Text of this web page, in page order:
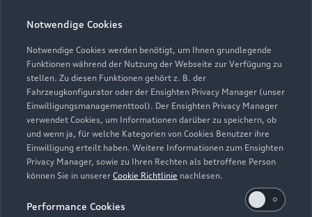
Notwendige Cookies
Notwendige Cookies werden benötigt, um Ihnen grundlegende
Funktionen während der Nutzung der Webseite zur Verfügung zu
stellen. Zu diesen Funktionen gehört z. B. der
Fahrzeugkonfigurator oder der Ensighten Privacy Manager (unser
Einwilligungsmanagementtool). Der Ensighten Privacy Manager
verwendet Cookies, um Informationen darüber zu speichern, ob
und wenn ja, für welche Kategorien von Cookies Benutzer ihre
Einwilligung erteilt haben. Weitere Informationen zum Ensighten
Privacy Manager, sowie zu Ihren Rechten als betroffene Person
können Sie in unserer Cookie Richtlinie nachlesen.
Performance Cookies
Zurück nach oben
Modelle